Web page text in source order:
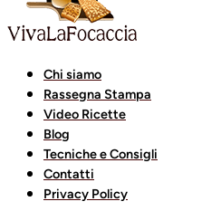
Chi siamo
Rassegna Stampa
Video Ricette
Blog
Tecniche e Consigli
Contatti
Privacy Policy